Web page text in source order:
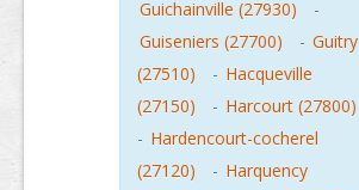
Guichainville (27930)
-
Guiseniers (27700)
- Guitry
(27510)
- Hacqueville
(27150)
- Harcourt (27800)
- Hardencourt-cocherel
(27120)
- Harquency